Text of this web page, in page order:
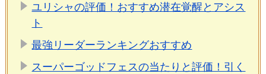
ユリシャの評価！おすすめ潜在覚醒とアシス
ト
最強リーダーランキングおすすめ
スーパーゴッドフェスの当たりと評価！引く